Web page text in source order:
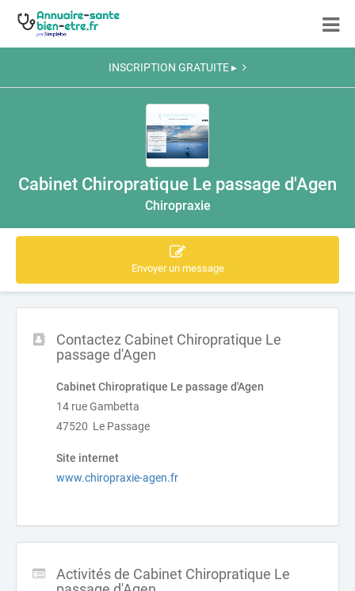
INSCRIPTION GRATUITE ▸
Cabinet Chiropratique Le passage d'Agen
Chiropraxie
Envoyer un message
Contactez Cabinet Chiropratique Le
passage d'Agen
Cabinet Chiropratique Le passage d'Agen
14 rue Gambetta
47520 Le Passage
Site internet
www.chiropraxie-agen.fr
Activités de Cabinet Chiropratique Le